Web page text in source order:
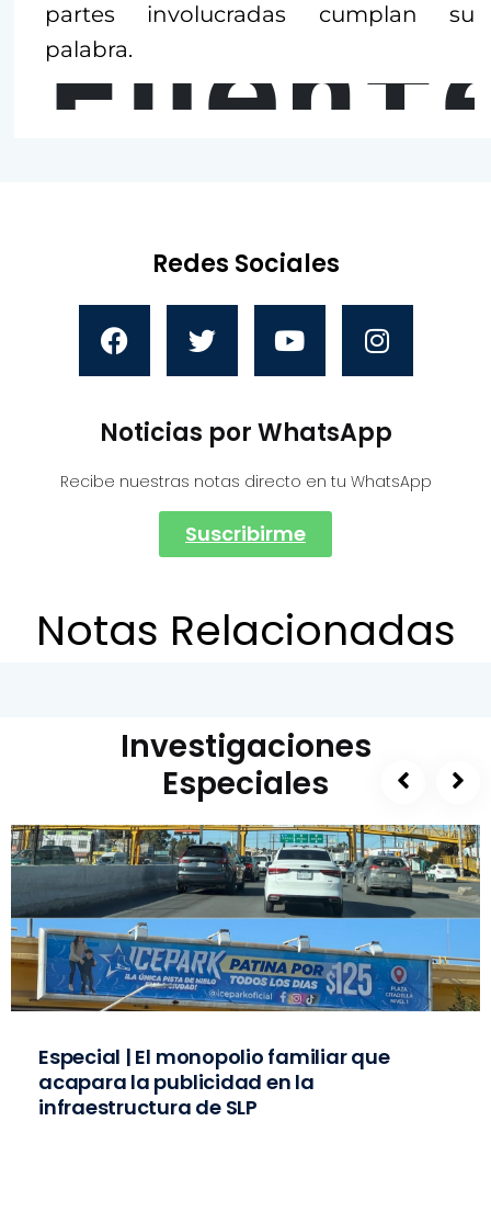
partes involucradas cumplan su
palabra.
Redes Sociales
Noticias por WhatsApp
Recibe nuestras notas directo en tu WhatsApp
Suscribirme
Notas Relacionadas
Investigaciones
Especiales
Especial | El monopolio familiar que
acapara la publicidad en la
infraestructura de SLP